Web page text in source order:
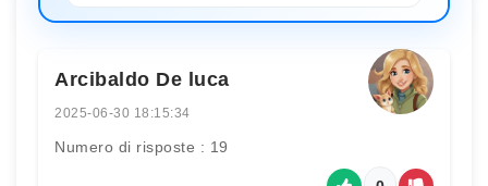
Arcibaldo De luca
2025-06-30 18:15:34
Numero di risposte : 19